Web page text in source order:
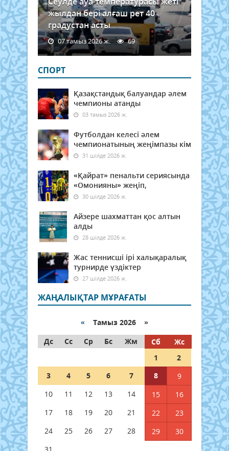
жылдан бері алғаш рет 40
градустан асты
07 тамыз 2026 ж. 69
СПОРТ
Қазақстандық балуандар әлем
чемпионы атанды
03 тамыз 2026 ж.
Футболдан келесі әлем
чемпионатының жеңімпазы кім
31 шілде 2026 ж.
«Қайрат» пенальти сериясында
«Омонияны» жеңіп,
30 шілде 2026 ж.
Айзере шахматтан қос алтын
алды
28 шілде 2026 ж.
Жас теннисші ірі халықаралық
турнирде үздіктер
27 шілде 2026 ж.
ЖАҢАЛЫҚТАР МҰРАҒАТЫ
« Тамыз 2026 »
Дс
Сс Ср Бс Жм Сб
Жс
1
2
3
4 5 6 7 8
9
10
11 12 13 14 15
16
17
18 19 20 21 22
23
24
25 26 27 28 29
30
31